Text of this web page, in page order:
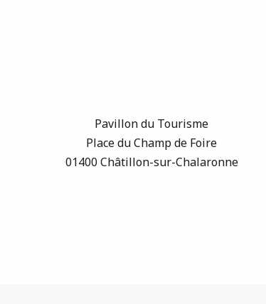
Pavillon du Tourisme
Place du Champ de Foire
01400 Châtillon-sur-Chalaronne